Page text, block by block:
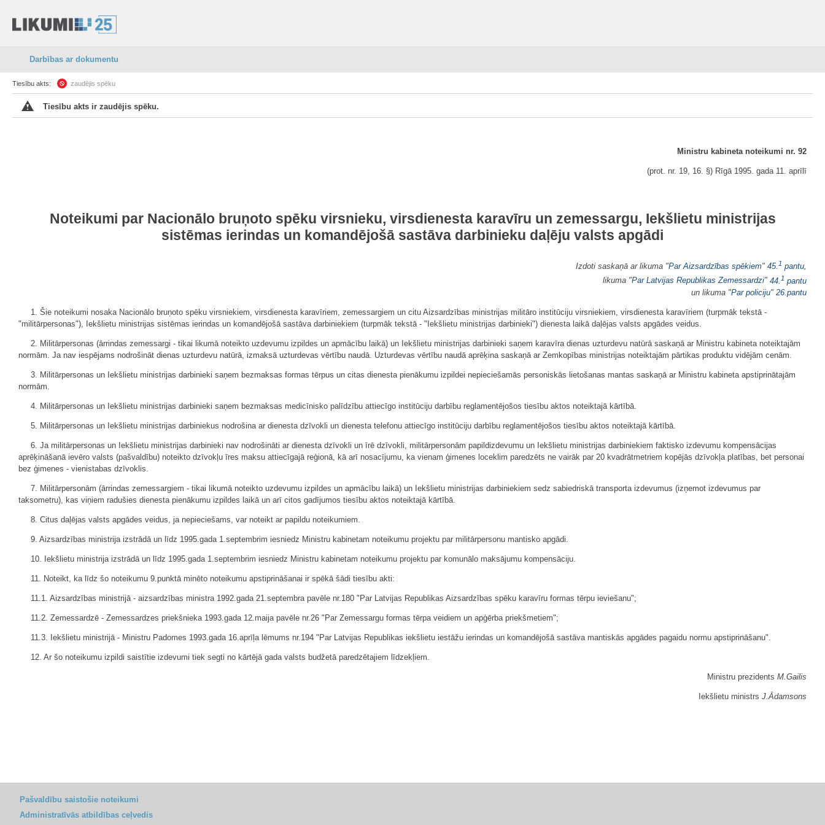
Darbības ar dokumentu
Tiesību akts: zaudējis spēku
Tiesību akts ir zaudējis spēku.
Ministru kabineta noteikumi nr. 92
(prot. nr. 19, 16. §) Rīgā 1995. gada 11. aprīlī
Noteikumi par Nacionālo bruņoto spēku virsnieku, virsdienesta karavīru un zemessargu, Iekšlietu ministrijas
sistēmas ierindas un komandējošā sastāva darbinieku daļēju valsts apgādi
Izdoti saskaņā ar likuma "Par Aizsardzības spēkiem" 45. 1 pantu,
likuma "Par Latvijas Republikas Zemessardzi" 44. 1 pantu
un likuma "Par policiju" 26.pantu
1. Šie noteikumi nosaka Nacionālo bruņoto spēku virsniekiem, virsdienesta karavīriem, zemessargiem un citu Aizsardzības ministrijas militāro institūciju virsniekiem, virsdienesta karavīriem (turpmāk tekstā -
"militārpersonas"), Iekšlietu ministrijas sistēmas ierindas un komandējošā sastāva darbiniekiem (turpmāk tekstā - "Iekšlietu ministrijas darbinieki") dienesta laikā daļējas valsts apgādes veidus.
2. Militārpersonas (ārrindas zemessargi - tikai likumā noteikto uzdevumu izpildes un apmācību laikā) un Iekšlietu ministrijas darbinieki saņem karavīra dienas uzturdevu natūrā saskaņā ar Ministru kabineta noteiktajām
normām. Ja nav iespējams nodrošināt dienas uzturdevu natūrā, izmaksā uzturdevas vērtību naudā. Uzturdevas vērtību naudā aprēķina saskaņā ar Zemkopības ministrijas noteiktajām pārtikas produktu vidējām cenām.
3. Militārpersonas un Iekšlietu ministrijas darbinieki saņem bezmaksas formas tērpus un citas dienesta pienākumu izpildei nepieciešamās personiskās lietošanas mantas saskaņā ar Ministru kabineta apstiprinātajām
normām.
4. Militārpersonas un Iekšlietu ministrijas darbinieki saņem bezmaksas medicīnisko palīdzību attiecīgo institūciju darbību reglamentējošos tiesību aktos noteiktajā kārtībā.
5. Militārpersonas un Iekšlietu ministrijas darbiniekus nodrošina ar dienesta dzīvokli un dienesta telefonu attiecīgo institūciju darbību reglamentējošos tiesību aktos noteiktajā kārtībā.
6. Ja militārpersonas un Iekšlietu ministrijas darbinieki nav nodrošināti ar dienesta dzīvokli un īrē dzīvokli, militārpersonām papildizdevumu un Iekšlietu ministrijas darbiniekiem faktisko izdevumu kompensācijas
aprēķināšanā ievēro valsts (pašvaldību) noteikto dzīvokļu īres maksu attiecīgajā reģionā, kā arī nosacījumu, ka vienam ģimenes loceklim paredzēts ne vairāk par 20 kvadrātmetriem kopējās dzīvokļa platības, bet personai
bez ģimenes - vienistabas dzīvoklis.
7. Militārpersonām (ārrindas zemessargiem - tikai likumā noteikto uzdevumu izpildes un apmācību laikā) un Iekšlietu ministrijas darbiniekiem sedz sabiedriskā transporta izdevumus (izņemot izdevumus par
taksometru), kas viņiem radušies dienesta pienākumu izpildes laikā un arī citos gadījumos tiesību aktos noteiktajā kārtībā.
8. Citus daļējas valsts apgādes veidus, ja nepieciešams, var noteikt ar papildu noteikumiem.
9. Aizsardzības ministrija izstrādā un līdz 1995.gada 1.septembrim iesniedz Ministru kabinetam noteikumu projektu par militārpersonu mantisko apgādi.
10. Iekšlietu ministrija izstrādā un līdz 1995.gada 1.septembrim iesniedz Ministru kabinetam noteikumu projektu par komunālo maksājumu kompensāciju.
11. Noteikt, ka līdz šo noteikumu 9.punktā minēto noteikumu apstiprināšanai ir spēkā šādi tiesību akti:
11.1. Aizsardzības ministrijā - aizsardzības ministra 1992.gada 21.septembra pavēle nr.180 "Par Latvijas Republikas Aizsardzības spēku karavīru formas tērpu ieviešanu";
11.2. Zemessardzē - Zemessardzes priekšnieka 1993.gada 12.maija pavēle nr.26 "Par Zemessargu formas tērpa veidiem un apģērba priekšmetiem";
11.3. Iekšlietu ministrijā - Ministru Padomes 1993.gada 16.aprīļa lēmums nr.194 "Par Latvijas Republikas iekšlietu iestāžu ierindas un komandējošā sastāva mantiskās apgādes pagaidu normu apstiprināšanu".
12. Ar šo noteikumu izpildi saistītie izdevumi tiek segti no kārtējā gada valsts budžetā paredzētajiem līdzekļiem.
Ministru prezidents M.Gailis
Iekšlietu ministrs J.Ādamsons
Pašvaldību saistošie noteikumi
Administratīvās atbildības ceļvedis